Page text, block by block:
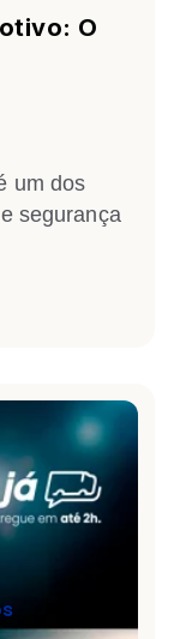
O
um dos
segurança